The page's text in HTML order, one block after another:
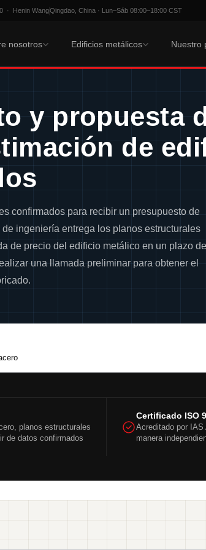
· Henin WangQingdao, China · Lun–Sáb 08:00–18:00 CST
nosotros Edificios metálicos Nuestro
y propuesta
de
confirmados para recibir un presupuesto de
ingeniería entrega los planos estructurales
de precio del edificio metálico en un plazo
una llamada preliminar para obtener el
planos estructurales
de datos confirmados
Certificado ISO
Acreditado por
manera